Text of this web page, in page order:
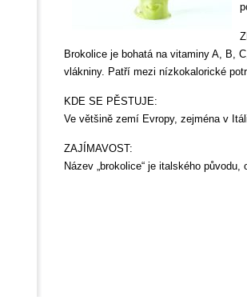
Brokolice je bohatá na vitaminy A, B,
vlákniny. Patří mezi nízkokalorické
KDE SE PĚSTUJE:
Ve většině zemí Evropy, zejména v
ZAJÍMAVOST:
Název „brokolice“ je italského